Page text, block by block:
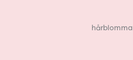
hårblomma